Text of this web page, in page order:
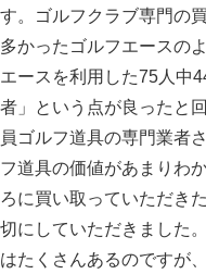
す。ゴルフクラブ専門の
多かったゴルフエースの
エースを利用した75人中
者」という点が良った
員ゴルフ道具の専門業者
フ道具の価値があまりわ
ろに買い取っていただき
切にしていただきまし
はたくさんあるのですが